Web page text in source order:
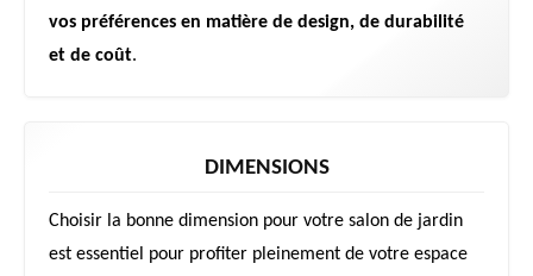
vos préférences en matière de design, de durabilité
et de coût.
DIMENSIONS
Choisir la bonne dimension pour votre salon de jardin
est essentiel pour profiter pleinement de votre espace